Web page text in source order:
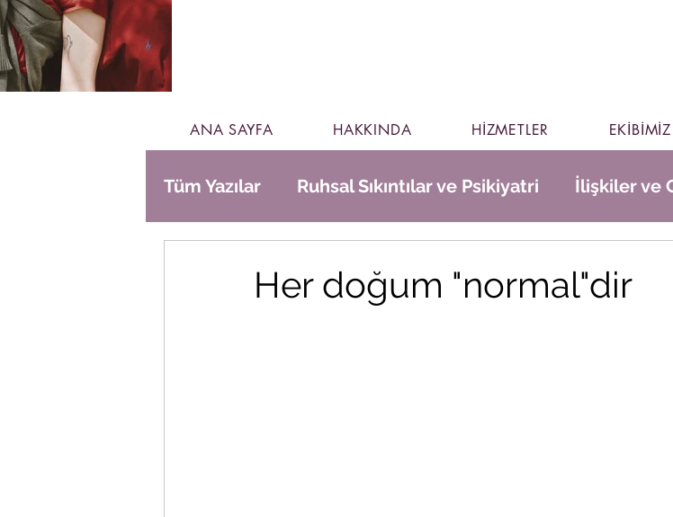
ANA SAYFA HAKKINDA HİZMETLER EKİBİMİZ
Tüm Yazılar Ruhsal Sıkıntılar ve Psikiyatri İlişkiler ve
Her doğum "normal"dir